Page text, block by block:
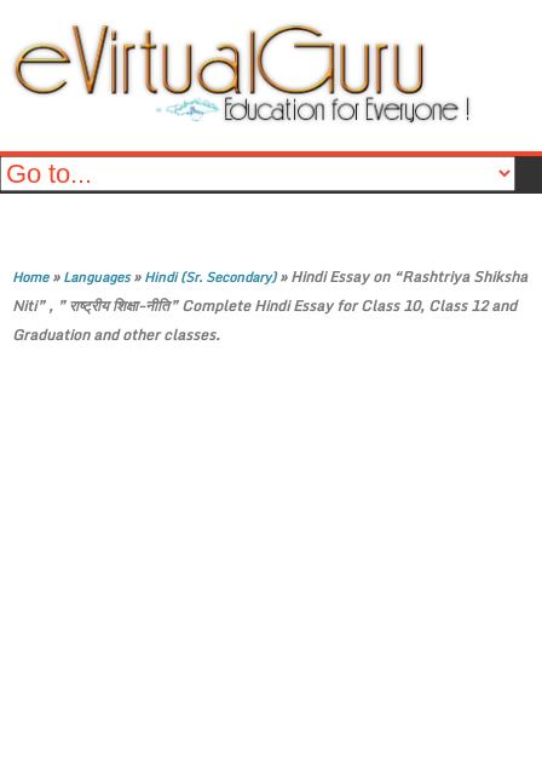
Home»Languages»Hindi (Sr. Secondary)»Hindi Essay on “Rashtriya Shiksha
Niti” , ” राष्ट्रीय शिक्षा-नीति” Complete Hindi Essay for Class 10, Class 12 and
Graduation and other classes.